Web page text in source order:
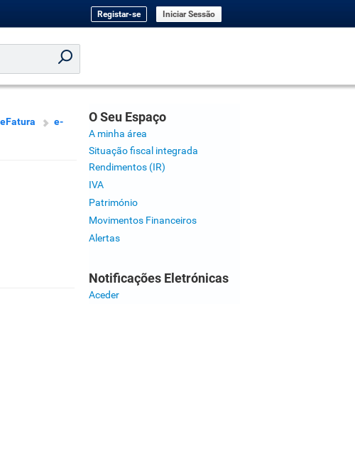
Registar-se Iniciar Sessão
eFatura
e-
O Seu Espaço
A minha área
Situação fiscal integrada
Rendimentos (IR)
IVA
Património
Movimentos Financeiros
Alertas
Notificações Eletrónicas
Aceder